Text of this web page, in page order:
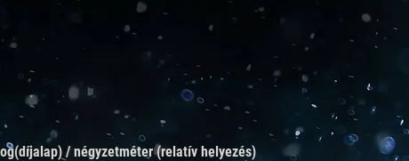
/ négyzetméter (relatív helyezés)